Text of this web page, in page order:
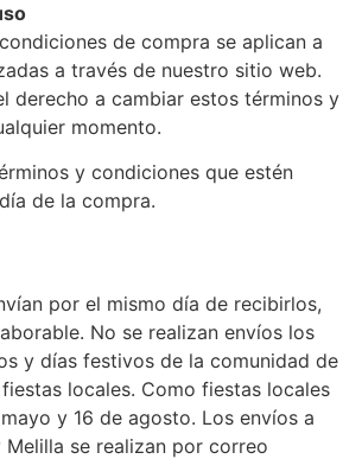
de compra se aplican a
a través de nuestro sitio web.
derecho a cambiar estos términos y
momento.
y condiciones que estén
de la compra.
por el mismo día de recibirlos,
No se realizan envíos los
y días festivos de la comunidad de
locales. Como fiestas locales
y 16 de agosto. Los envíos a
Melilla se realizan por correo